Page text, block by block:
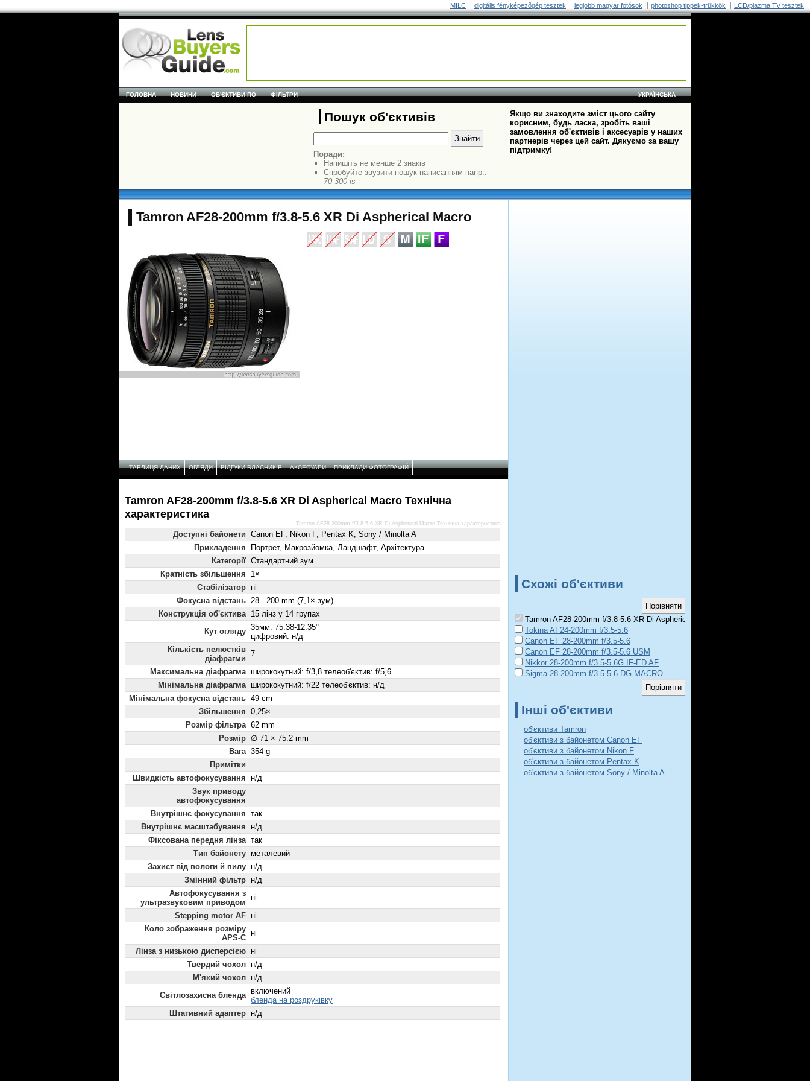
MILC digitális fényképezõgép tesztek legjobb magyar fotósok photoshop tippek-trükkök LCD/plazma TV tesztek
УКРАЇНСЬКА
ГОЛОВНА НОВИНИ ОБ'ЄКТИВИ ПО ФІЛЬТРИ
Пошук об'єктивів
Поради:
Напишіть не менше 2 знаків
Спробуйте звузити пошук написанням напр.:
70 300 is
Якщо ви знаходите зміст цього сайту
корисним, будь ласка, зробіть ваші
замовлення об'єктивів і аксесуарів у наших
партнерів через цей сайт. Дякуємо за вашу
підтримку!
Tamron AF28-200mm f/3.8-5.6 XR Di Aspherical Macro
ТАБЛИЦЯ ДАНИХ ОГЛЯДИ ВІДГУКИ ВЛАСНИКІВ АКСЕСУАРИ ПРИКЛАДИ ФОТОГРАФІЙ
Tamron AF28-200mm f/3.8-5.6 XR Di Aspherical Macro Технічнa
характеристикa
Доступні байонети Canon EF, Nikon F, Pentax K, Sony / Minolta A
Прикладення
Портрет, Макрозйомка, Ландшафт, Архітектура
Категорії Стандартний зум
Кратність збільшення
1×
Стабілізатор ні
Фокусна відстань 28 - 200 mm (7,1× зум)
Конструкція об'єктива 15 лінз у 14 групах
Кут огляду 35мм: 75.38-12.35°
цифровий: н/д
Кількість пелюстків
діафрагми
7
Максимальна діафрагма ширококутний: f/3,8 телеоб'єктив: f/5,6
Мінімальна діафрагма ширококутний: f/22 телеоб'єктив: н/д
Мінімальна фокусна відстань 49 cm
Збільшення 0,25×
Розмір фільтра 62 mm
Розмір ∅ 71 × 75.2 mm
Вага 354 g
Примітки
Швидкість автофокусування н/д
Звук приводу
автофокусування
Внутрішнє фокусування так
Внутрішнє масштабування
н/д
Фіксована передня лінза так
Тип байонету металевий
Захист від вологи й пилу н/д
Змінний фільтр н/д
Автофокусування з
ультразвуковим приводом
ні
Stepping motor AF ні
Коло зображення розміру
APS-C
ні
Лінза з низькою дисперсією ні
Твердий чохол н/д
М'який чохол н/д
Світлозахисна бленда включений
бленда на роздруківку
Штативний адаптер н/д
Tamron AF28-200mm f/3.8-5.6 XR Di Aspherical Macro Технічнa характеристикa
Схожі об'єктиви
Tamron AF28-200mm f/3.8-5.6 XR Di Aspherical Macro
Tokina AF24-200mm f/3.5-5.6
Canon EF 28-200mm f/3.5-5.6
Canon EF 28-200mm f/3.5-5.6 USM
Nikkor 28-200mm f/3.5-5.6G IF-ED AF
Sigma 28-200mm f/3.5-5.6 DG MACRO
Інші об'єктиви
об'єктиви Tamron
об'єктиви з байонетом Canon EF
об'єктиви з байонетом Nikon F
об'єктиви з байонетом Pentax K
об'єктиви з байонетом Sony / Minolta A